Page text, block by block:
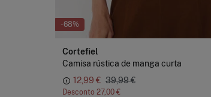
-68%
Cortefiel
Camisa rústica de manga curta
12,99 € 39,99 €
Desconto 27,00 €